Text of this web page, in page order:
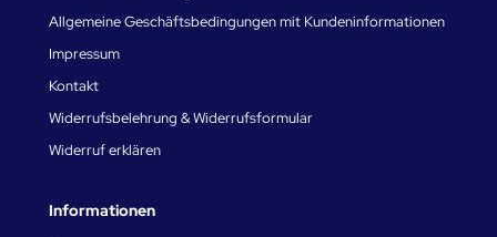
Allgemeine Geschäftsbedingungen mit Kundeninformationen
Impressum
Kontakt
Widerrufsbelehrung & Widerrufsformular
Widerruf erklären
Informationen